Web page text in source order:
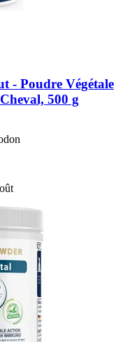
-​ Poudre Végétale
500 g